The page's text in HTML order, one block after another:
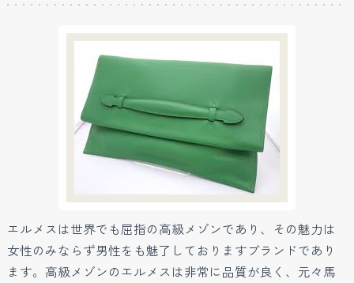
エルメスは世界でも屈指の高級メゾンであり、その魅力は
女性のみならず男性をも魅了しておりますブランドであり
ます。高級メゾンのエルメスは非常に品質が良く、元々馬